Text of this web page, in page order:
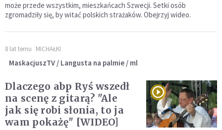
może przede wszystkim, mieszkańcach Szwecji. Setki osób
zgromadziły się, by witać polskich strażaków. Obejrzyj wideo.
8 lat temu MICHAŁKI
MaskacjuszTV / Langusta na palmie / ml
Dlaczego abp Ryś wszedł
na scenę z gitarą? "Ale
jak się robi słonia, to ja
wam pokażę" [WIDEO]